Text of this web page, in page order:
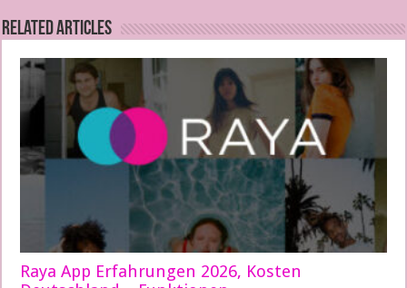
Related Articles
Raya App Erfahrungen 2026, Kosten